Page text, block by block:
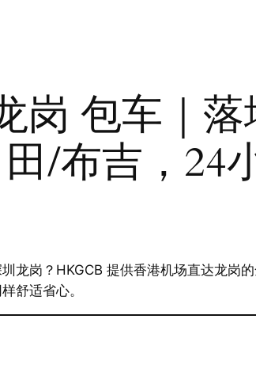
岗 包车｜
田/布吉，24
龙岗？HKGCB 提供香港机场直达龙岗
舒适省心。